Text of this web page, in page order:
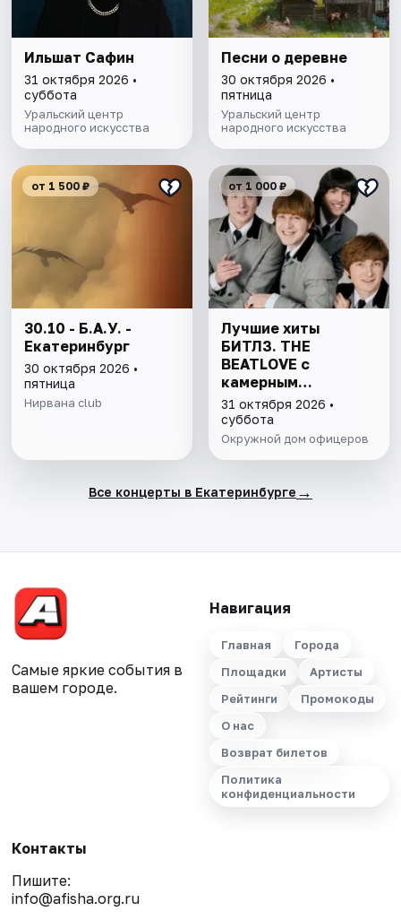
Ильшат Сафин
31 октября 2026 •
суббота
Уральский центр
народного искусства
Песни о деревне
30 октября 2026 •
пятница
Уральский центр
народного искусства
от 1 500 ₽
30.10 - Б.А.У. -
Екатеринбург
30 октября 2026 •
пятница
Нирвана club
от 1 000 ₽
Лучшие хиты
БИТЛЗ. THE
BEATLOVE с
камерным
оркестром.
Екатеринбург
31 октября 2026 •
суббота
Окружной дом офицеров
Все концерты в Екатеринбурге →
Самые яркие события в
вашем городе.
Навигация
Главная
Города
Площадки
Артисты
Рейтинги
Промокоды
О нас
Возврат билетов
Политика
конфиденциальности
Контакты
Пишите:
info@afisha.org.ru